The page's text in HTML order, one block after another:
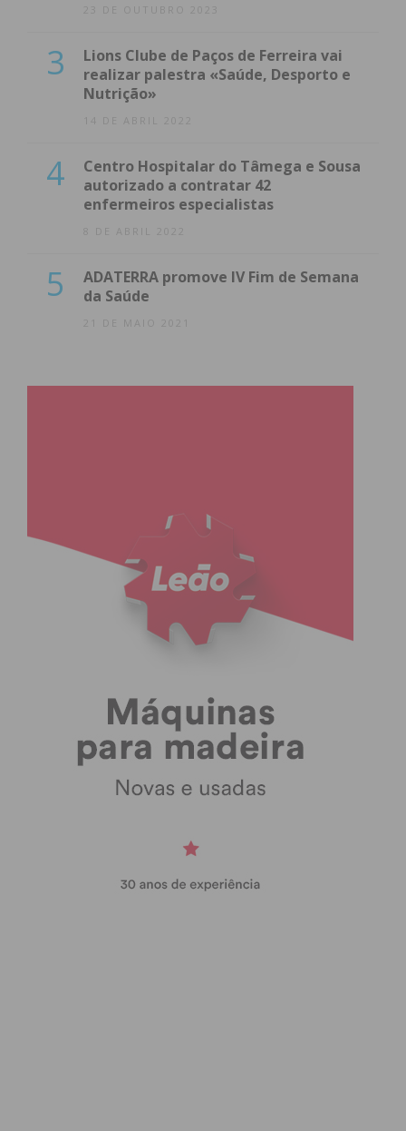
23 DE OUTUBRO 2023
3
Lions Clube de Paços de Ferreira vai
realizar palestra «Saúde, Desporto e
Nutrição»
14 DE ABRIL 2022
4
Centro Hospitalar do Tâmega e Sousa
autorizado a contratar 42
enfermeiros especialistas
8 DE ABRIL 2022
5
ADATERRA promove IV Fim de Semana
da Saúde
21 DE MAIO 2021